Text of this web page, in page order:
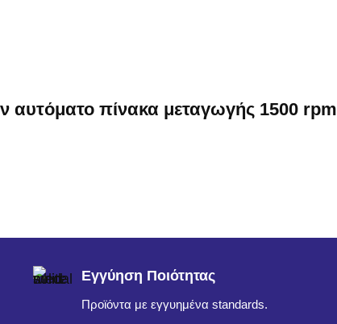
αυτόματο πίνακα μεταγωγής 1500 rpm
Εγγύηση Ποιότητας
Προϊόντα με εγγυημένα standards.